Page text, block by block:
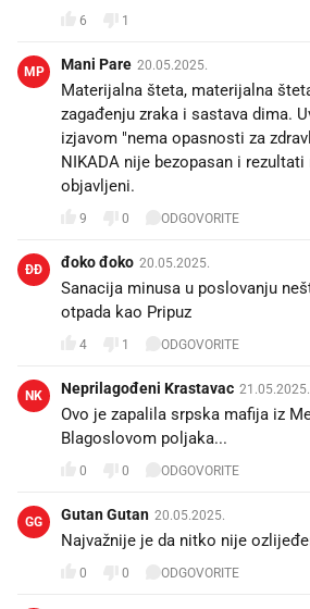
6 1
MP Mani Pare 20.05.2025.
Materijalna šteta, materijalna
zagađenju zraka i sastava dima.
izjavom "nema opasnosti za
NIKADA nije bezopasan i
objavljeni.
9 0 ODGOVORITE
ĐĐ đoko đoko 20.05.2025.
Sanacija minusa u poslovanju
otpada kao Pripuz
4 1 ODGOVORITE
NK Neprilagođeni Krastavac 21.05.2025.
Ovo je zapalila srpska mafija iz
Blagoslovom poljaka...
0 0 ODGOVORITE
GG Gutan Gutan 20.05.2025.
Najvažnije je da nitko nije
0 0 ODGOVORITE